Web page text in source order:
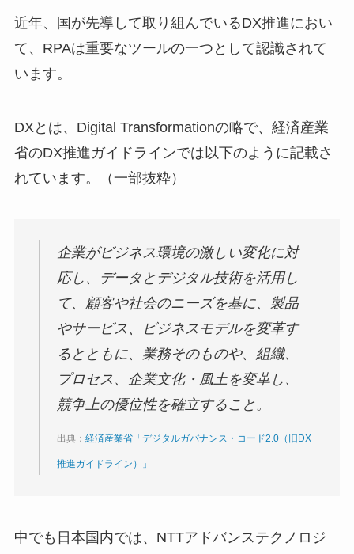
近年、国が先導して取り組んでいるDX推進におい
て、RPAは重要なツールの一つとして認識されて
います。
DXとは、Digital Transformationの略で、経済産業
省のDX推進ガイドラインでは以下のように記載さ
れています。（一部抜粋）
企業がビジネス環境の激しい変化に対
応し、データとデジタル技術を活用し
て、顧客や社会のニーズを基に、製品
やサービス、ビジネスモデルを変革す
るとともに、業務そのものや、組織、
プロセス、企業文化・風土を変革し、
競争上の優位性を確立すること。
出典： 経済産業省「デジタルガバナンス・コード2.0（旧DX
推進ガイドライン）」
中でも日本国内では、NTTアドバンステクノロジ